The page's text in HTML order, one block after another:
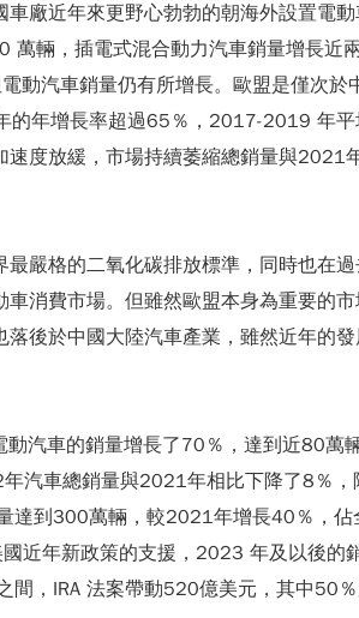
廠近年來更野心勃勃的朝海外設置電
輛，插電式混合動力汽車銷量增長
汽車銷量仍有所增長。歐盟是僅次
年增長率超過65％，2017-2019 年
度放緩，市場持續萎縮總銷量與2021
嚴格的二氧化碳排放標準，同時也在
消費市場。但雖然歐盟本身為重要的
後於中國大陸汽車產業，雖然近年的
汽車的銷量增長了70％，達到近80
汽車總銷量與2021年相比下降了8％
到300萬輛，較2021年增長40％，
年新政策的支援，2023 年及以後的
，IRA 法案帶動520億美元，其中50